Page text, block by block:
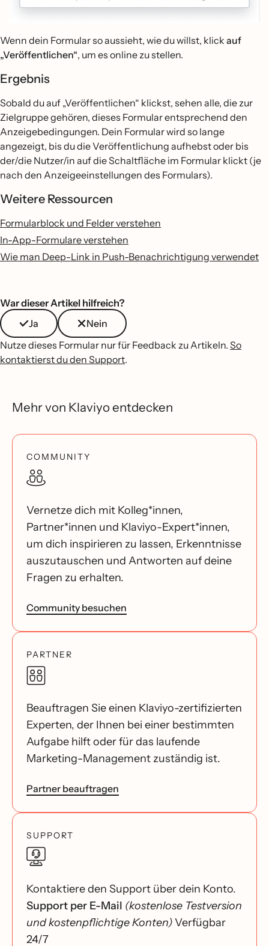
Wenn dein Formular so aussieht, wie du willst, klick auf
„Veröffentlichen“, um es online zu stellen.
Ergebnis
Sobald du auf „Veröffentlichen“ klickst, sehen alle, die zur
Zielgruppe gehören, dieses Formular entsprechend den
Anzeigebedingungen. Dein Formular wird so lange
angezeigt, bis du die Veröffentlichung aufhebst oder bis
der/die Nutzer/in auf die Schaltfläche im Formular klickt (je
nach den Anzeigeeinstellungen des Formulars).
Weitere Ressourcen
Formularblock und Felder verstehen
In-App-Formulare verstehen
Wie man Deep-Link in Push-Benachrichtigung verwendet
War dieser Artikel hilfreich?
Ja
Nein
Nutze dieses Formular nur für Feedback zu Artikeln. So
kontaktierst du den Support.
Mehr von Klaviyo entdecken
COMMUNITY
Vernetze dich mit Kolleg*innen,
Partner*innen und Klaviyo-Expert*innen,
um dich inspirieren zu lassen, Erkenntnisse
auszutauschen und Antworten auf deine
Fragen zu erhalten.
Community besuchen
PARTNER
Beauftragen Sie einen Klaviyo-zertifizierten
Experten, der Ihnen bei einer bestimmten
Aufgabe hilft oder für das laufende
Marketing-Management zuständig ist.
Partner beauftragen
SUPPORT
Kontaktiere den Support über dein Konto.
Support per E-Mail (kostenlose Testversion
und kostenpflichtige Konten)Verfügbar
24/7